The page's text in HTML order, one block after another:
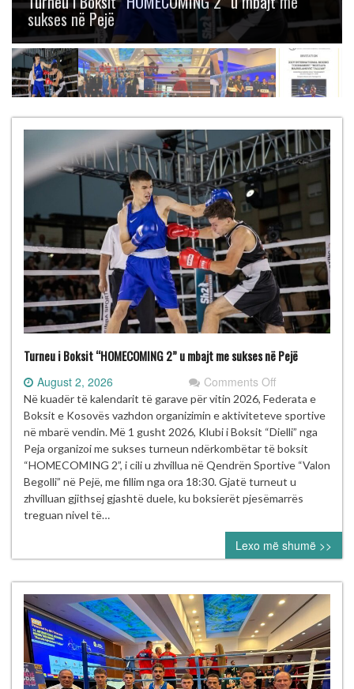
gjashtë medalje
Turneu i Boksit “HOMECOMING 2” u mbajt me sukses në Pejë
August 2, 2026 Comments Offon
Turneu
i
Boksit
2”
u
mbajt
sukses
në
Pejë
Në kuadër të kalendarit të garave për vitin 2026, Federata e
Boksit e Kosovës vazhdon organizimin e aktiviteteve sportive
në mbarë vendin. Më 1 gusht 2026, Klubi i Boksit “Dielli” nga
Peja organizoi me sukses turneun ndërkombëtar të boksit
“HOMECOMING 2”, i cili u zhvillua në Qendrën Sportive “Valon
Begolli” në Pejë, me fillim nga ora 18:30. Gjatë turneut u
zhvilluan gjithsej gjashtë duele, ku boksierët pjesëmarrës
treguan nivel të…
Lexo më shumë >>